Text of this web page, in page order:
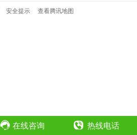
安全提示 查看腾讯地图
在线咨询 热线电话